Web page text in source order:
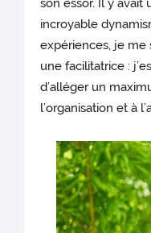
son essor. Il y
incroyable
expériences, je
une facilitatrice :
d’alléger un
l’organisation et à